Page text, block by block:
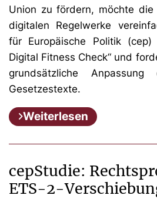
Union zu fördern, möchte die
digitalen Regelwerke
für Europäische Politik
Digital Fitness Check“ und
grundsätzliche Anpassung
Gesetzestexte.
Weiterlesen
cepStudie:
ETS-2-